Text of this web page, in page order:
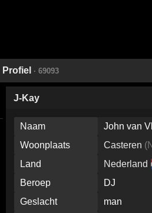
Profiel · 69093
J-Kay
Naam
John van
Woonplaats
Casteren (
Land
Nederland
Beroep
DJ
Geslacht
man